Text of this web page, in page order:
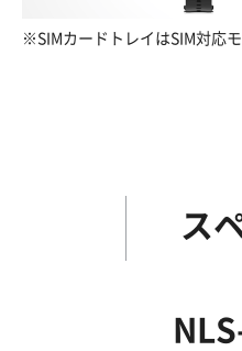
※SIMカードトレイはSIM対応モ
ス